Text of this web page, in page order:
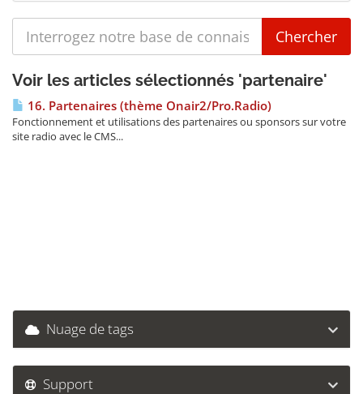
Voir les articles sélectionnés 'partenaire'
16. Partenaires (thème Onair2/Pro.Radio)
Fonctionnement et utilisations des partenaires ou sponsors sur votre
site radio avec le CMS...
Nuage de tags
Support